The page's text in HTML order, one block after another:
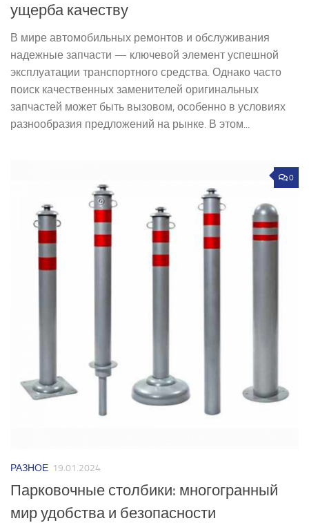
ущерба качеству
В мире автомобильных ремонтов и обслуживания
надежные запчасти — ключевой элемент успешной
эксплуатации транспортного средства. Однако часто
поиск качественных заменителей оригинальных
запчастей может быть вызовом, особенно в условиях
разнообразия предложений на рынке. В этом...
0
РАЗНОЕ 19.01.2024
Парковочные столбики: многогранный
мир удобства и безопасности